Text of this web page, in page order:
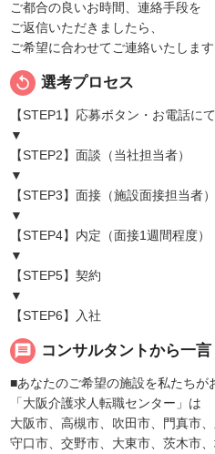
ご都合の良いお時間、連絡手段を
ご返信いただきましたら、
ご希望に合わせてご連絡いたします
replay 選考プロセス
【STEP1】応募ボタン・お電話に
▼
【STEP2】面談（当社担当者）
▼
【STEP3】面接（施設面接担当者）
▼
【STEP4】内定（面接1週間程度）
▼
【STEP5】契約
▼
【STEP6】入社
message コンサルタントから一言
■あなたのご希望の施設を私たちが
「大阪介護求人転職センター」は
大阪市、高槻市、吹田市、門真市
守口市、交野市、大東市、茨木市、